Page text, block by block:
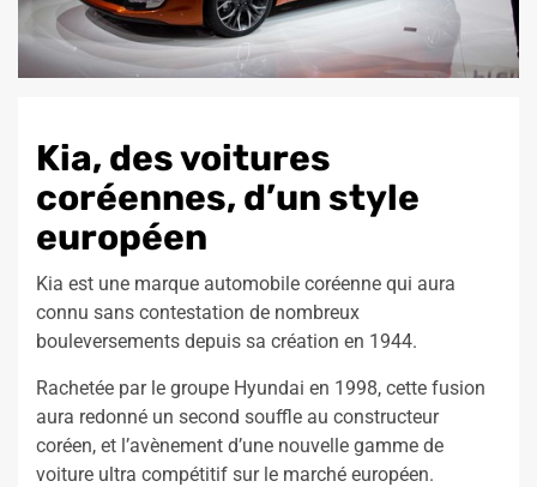
Kia, des voitures
coréennes, d’un style
européen
Kia est une marque automobile coréenne qui aura
connu sans contestation de nombreux
bouleversements depuis sa création en 1944.
Rachetée par le groupe Hyundai en 1998, cette fusion
aura redonné un second souffle au constructeur
coréen, et l’avènement d’une nouvelle gamme de
voiture ultra compétitif sur le marché européen.